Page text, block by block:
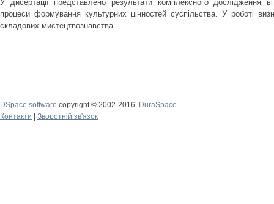
У дисертації представлено результати комплексного дослідження
процеси формування культурних цінностей суспільства. У роботі
складових мистецтвознавства ...
DSpace software copyright © 2002-2016
DuraSpace
Контакти
Зворотній зв'язок